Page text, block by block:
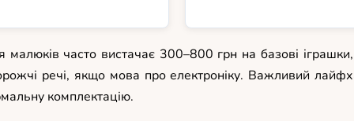
малюків часто вистачає 300–800 грн на базові
речі, якщо мова про електроніку. Важливий
комплектацію.